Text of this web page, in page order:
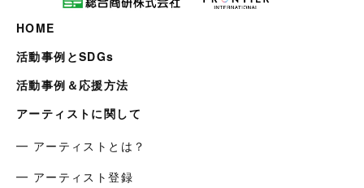
HOME
活動事例とSDGs
活動事例＆応援方法
アーティストに関して
━ アーティストとは？
━ アーティスト登録